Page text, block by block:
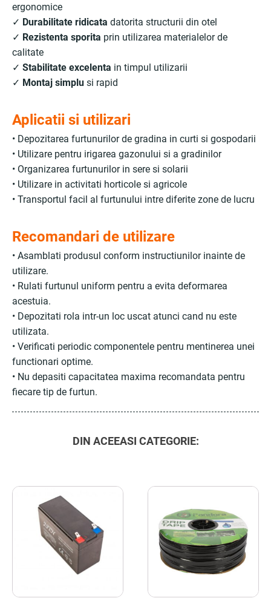
ergonomice
✓ Durabilitate ridicata datorita structurii din otel
✓ Rezistenta sporita prin utilizarea materialelor de
calitate
✓ Stabilitate excelenta in timpul utilizarii
✓ Montaj simplu si rapid
Aplicatii si utilizari
• Depozitarea furtunurilor de gradina in curti si gospodarii
• Utilizare pentru irigarea gazonului si a gradinilor
• Organizarea furtunurilor in sere si solarii
• Utilizare in activitati horticole si agricole
• Transportul facil al furtunului intre diferite zone de lucru
Recomandari de utilizare
• Asamblati produsul conform instructiunilor inainte de
utilizare.
• Rulati furtunul uniform pentru a evita deformarea
acestuia.
• Depozitati rola intr-un loc uscat atunci cand nu este
utilizata.
• Verificati periodic componentele pentru mentinerea unei
functionari optime.
• Nu depasiti capacitatea maxima recomandata pentru
fiecare tip de furtun.
DIN ACEEASI CATEGORIE: